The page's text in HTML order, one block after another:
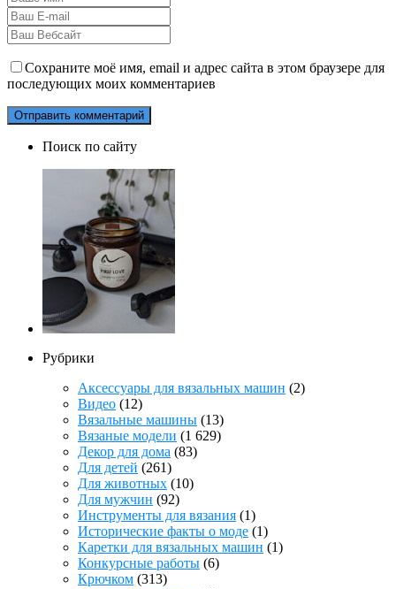
Сохраните моё имя, email и адрес сайта в этом браузере для
последующих моих комментариев
Поиск по сайту
Рубрики
Аксессуары для вязальных машин (2)
Видео (12)
Вязальные машины (13)
Вязаные модели (1 629)
Декор для дома (83)
Для детей (261)
Для животных (10)
Для мужчин (92)
Инструменты для вязания (1)
Исторические факты о моде (1)
Каретки для вязальных машин (1)
Конкурсные работы (6)
Крючком (313)